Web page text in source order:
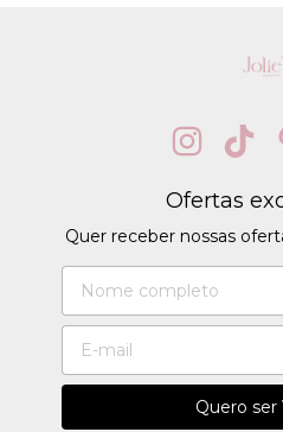
Ofertas
Quer receber nossas